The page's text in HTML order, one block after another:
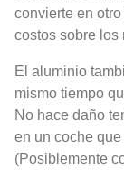
convierte en
costos sobre los
El aluminio
mismo tiempo
No hace daño
en un coche
(Posiblemente